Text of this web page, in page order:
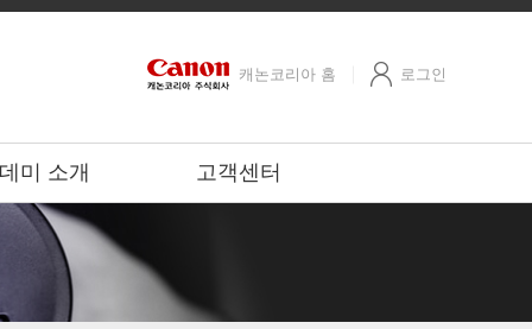
캐논코리아 홈 로그인
미 소개 고객센터